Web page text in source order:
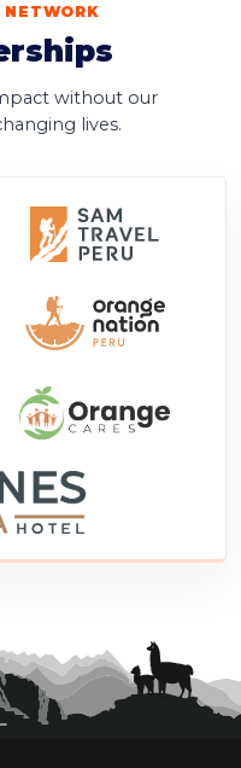
NETWORK
without our
lives.